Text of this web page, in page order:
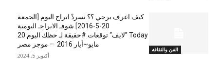
الفن والثقافة
كيف اعرف برجي ؟؟ نسردْ ابراج اليوم [الجمعة
20-5-2016] شوفـ الابراجـ اليومية
Today ”لايف“ توقعات #حقيقة لـ حظك اليوم 20
مايو~أيار 2016 – موجز مصر
أكتوبر 5, 2024